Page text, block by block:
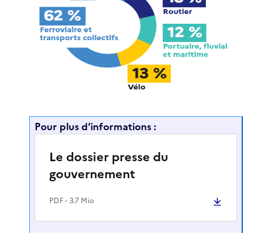
Pour plus d’informations :
Le dossier presse du
gouvernement
PDF- 3.7 Mio